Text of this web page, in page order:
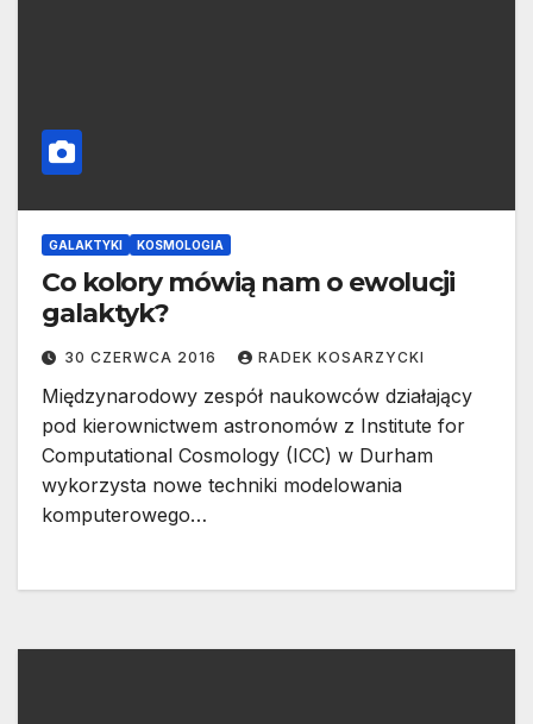
GALAKTYKI KOSMOLOGIA
Co kolory mówią nam o ewolucji
galaktyk?
30 CZERWCA 2016 RADEK KOSARZYCKI
Międzynarodowy zespół naukowców działający
pod kierownictwem astronomów z Institute for
Computational Cosmology (ICC) w Durham
wykorzysta nowe techniki modelowania
komputerowego…